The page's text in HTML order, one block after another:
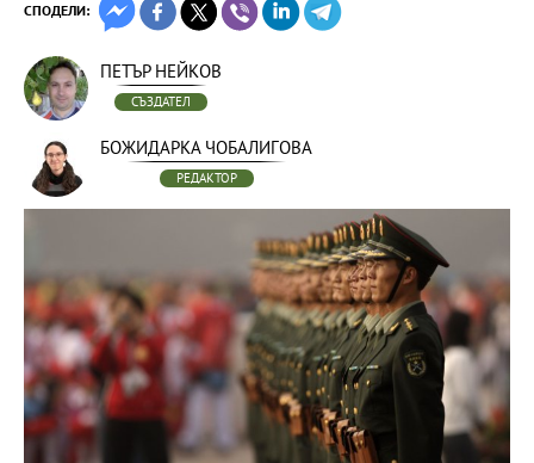
СПОДЕЛИ:
ПЕТЪР НЕЙКОВ
СЪЗДАТЕЛ
БОЖИДАРКА ЧОБАЛИГОВА
РЕДАКТОР